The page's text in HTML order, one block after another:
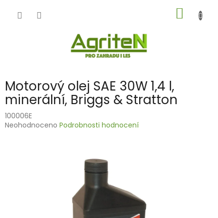
KOŠÍK
Motorový olej SAE 30W 1,4 l,
minerální, Briggs & Stratton
100006E
Průměrné
Neohodnoceno Podrobnosti hodnocení